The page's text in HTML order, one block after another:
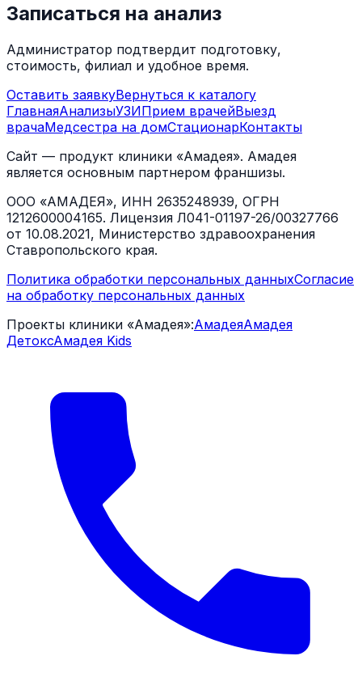
Записаться на анализ
Администратор подтвердит подготовку,
стоимость, филиал и удобное время.
Оставить заявкуВернуться к каталогу
ГлавнаяАнализыУЗИПрием врачейВыезд
врачаМедсестра на домСтационарКонтакты
Сайт — продукт клиники «Амадея». Амадея
является основным партнером франшизы.
ООО «АМАДЕЯ», ИНН 2635248939, ОГРН
1212600004165. Лицензия Л041-01197-26/00327766
от 10.08.2021, Министерство здравоохранения
Ставропольского края.
Политика обработки персональных данныхСогласие
на обработку персональных данных
Проекты клиники «Амадея»:АмадеяАмадея
ДетоксАмадея Kids